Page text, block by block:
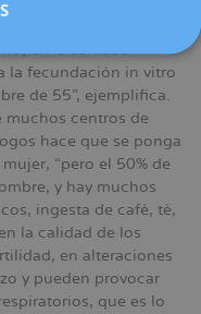
cumplen años
y pueden
en la sanidad
la fecundación in vitro
de 55”, ejemplifica.
muchos centros de
hace que se ponga
“pero el 50% de
y hay muchos
ingesta de café, té,
la calidad de los
en alteraciones
y pueden provocar
que es lo